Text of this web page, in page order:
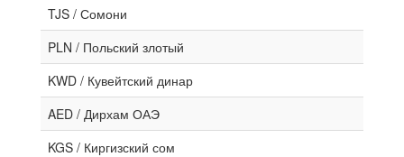
TJS / Сомони
PLN / Польский злотый
KWD / Кувейтский динар
AED / Дирхам ОАЭ
KGS / Киргизский сом